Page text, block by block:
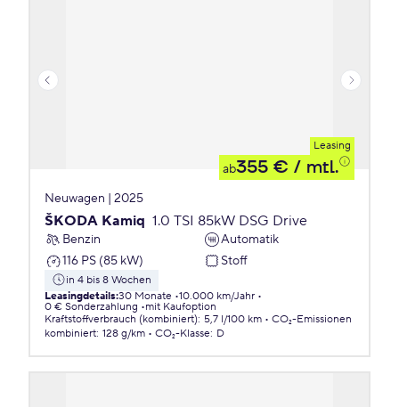
Leasing
ab355 € / mtl.
Neuwagen | 2025
ŠKODA Kamiq 1.0 TSI 85kW DSG Drive
Benzin
Automatik
116 PS (85 kW)
Stoff
in 4 bis 8 Wochen
Leasingdetails:30 Monate 10.000 km/Jahr
0 € Sonderzahlung
mit Kaufoption
Kraftstoffverbrauch (kombiniert): 5,7 l/100 km
CO₂-Emissionen
kombiniert: 128 g/km CO₂-Klasse: D